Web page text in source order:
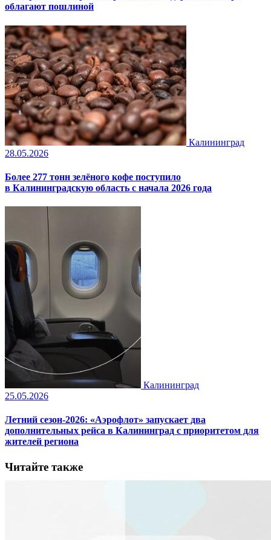
облагают пошлиной
Калининград
28.05.2026
Более 277 тонн зелёного кофе поступило
в Калининградскую область с начала 2026 года
Калининград
25.05.2026
Летний сезон-2026: «Аэрофлот» запускает два
дополнительных рейса в Калининград с приоритетом для
жителей региона
Читайте также